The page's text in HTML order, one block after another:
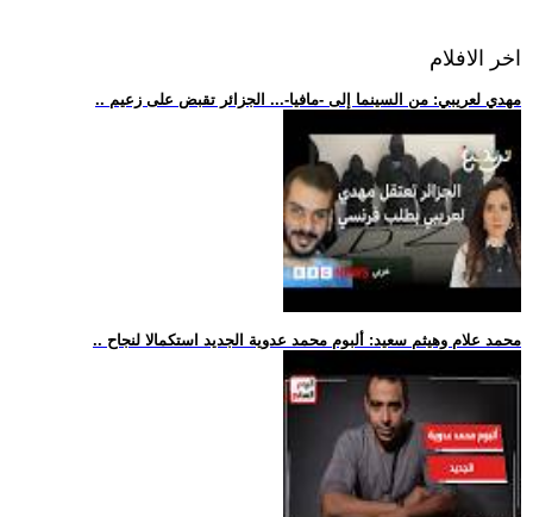
اخر الافلام
.. مهدي لعريبي: من السينما إلى -مافيا-... الجزائر تقبض على زعيم
.. محمد علام وهيثم سعيد: ألبوم محمد عدوية الجديد استكمالا لنجاح